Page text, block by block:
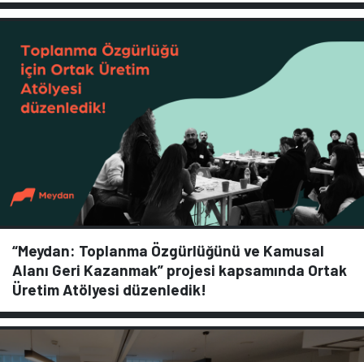
“Meydan: Toplanma Özgürlüğünü ve Kamusal
Alanı Geri Kazanmak” projesi kapsamında Ortak
Üretim Atölyesi düzenledik!